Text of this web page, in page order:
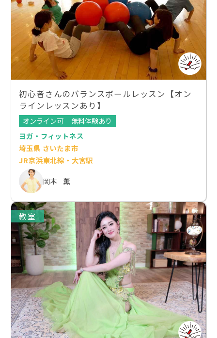
初心者さんのバランスボールレッスン【オン
ラインレッスンあり】
オンライン可
無料体験あり
ヨガ・フィットネス
埼玉県 さいたま市
JR京浜東北線・大宮駅
岡本 薫
教室